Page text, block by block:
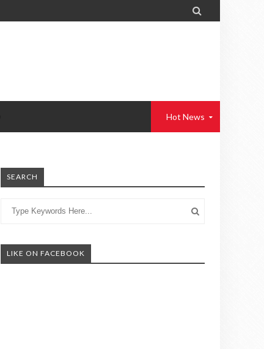

Hot News
SEARCH
LIKE ON FACEBOOK